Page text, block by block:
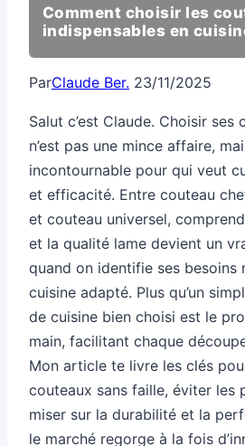
Comment choisir les
indispensables en
ParClaude Ber. 23/11/2025
Salut c’est Claude. Choisir ses
n’est pas une mince affaire,
incontournable pour qui veut
et efficacité. Entre couteau
et couteau universel,
et la qualité lame devient un
quand on identifie ses besoins
cuisine adapté. Plus qu’un
de cuisine bien choisi est le
main, facilitant chaque
Mon article te livre les clés
couteaux sans faille, éviter les
miser sur la durabilité et la
le marché regorge à la fois